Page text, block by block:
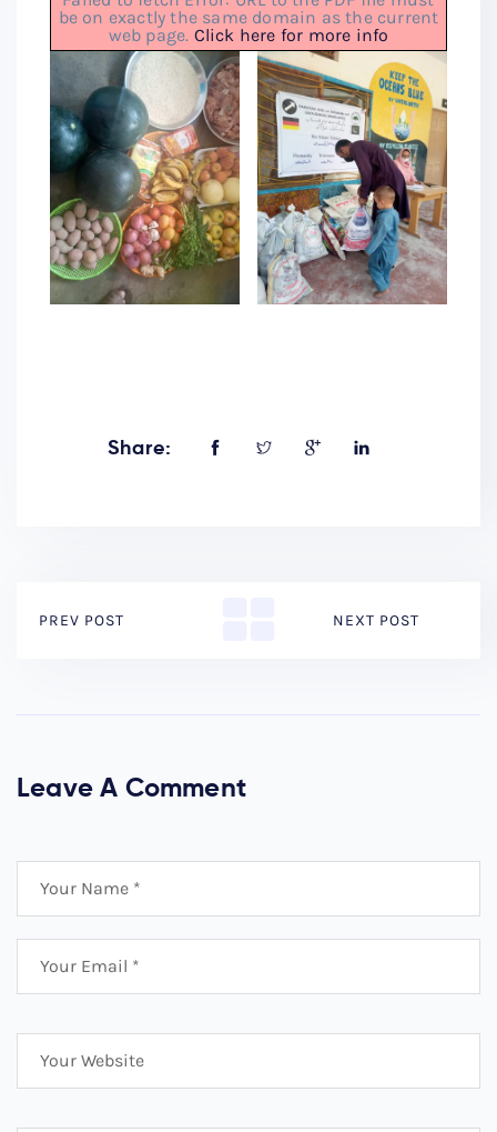
be on exactly the same domain as the current
web page. Click here for more info
Share:
PREV POST NEXT POST
Leave A Comment